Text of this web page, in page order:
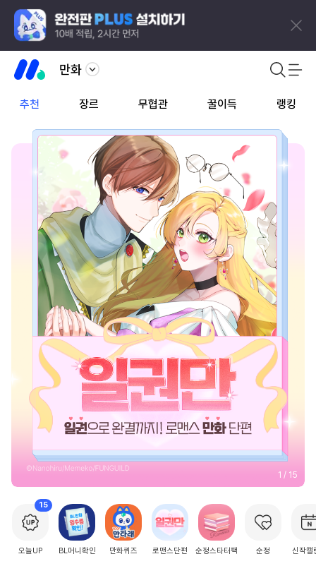
만화
추천 장르 무협관 꿀이득 랭킹
2 / 15
15
오늘UP BL머니확인 만화퀴즈 로맨스단편 순정스타터팩 순정 신작캘